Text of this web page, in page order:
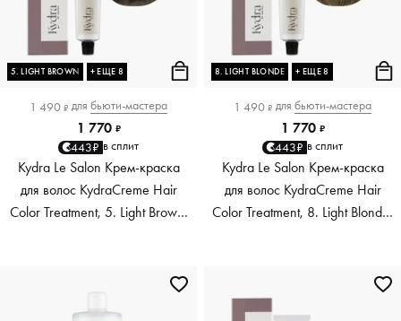
5. LIGHT BROWN + ЕЩЕ 8
1 490 ₽ для бьюти-мастера
1 770 ₽
443₽ в сплит
Kydra Le Salon Крем-краска
для волос KydraCreme Hair
Color Treatment, 5. Light Brown,
8. LIGHT BLONDE + ЕЩЕ 8
1 490 ₽ для бьюти-мастера
1 770 ₽
443₽ в сплит
Kydra Le Salon Крем-краска
для волос KydraCreme Hair
Color Treatment, 8. Light Blonde,